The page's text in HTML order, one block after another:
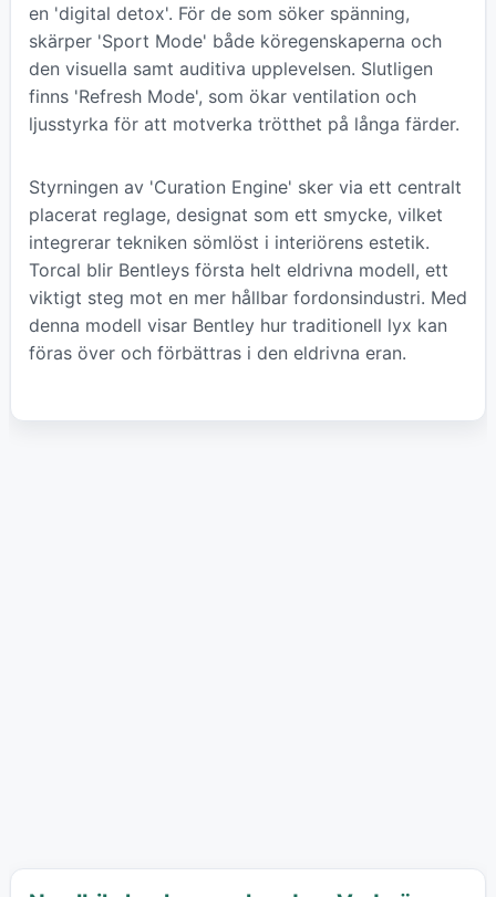
en 'digital detox'. För de som söker spänning,
skärper 'Sport Mode' både köregenskaperna och
den visuella samt auditiva upplevelsen. Slutligen
finns 'Refresh Mode', som ökar ventilation och
ljusstyrka för att motverka trötthet på långa färder.
Styrningen av 'Curation Engine' sker via ett centralt
placerat reglage, designat som ett smycke, vilket
integrerar tekniken sömlöst i interiörens estetik.
Torcal blir Bentleys första helt eldrivna modell, ett
viktigt steg mot en mer hållbar fordonsindustri. Med
denna modell visar Bentley hur traditionell lyx kan
föras över och förbättras i den eldrivna eran.